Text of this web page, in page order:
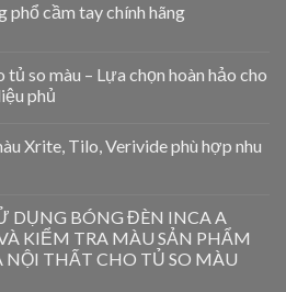
phổ cầm tay chính hãng
tủ so màu – Lựa chọn hoàn hảo cho
phủ
Xrite, Tilo, Verivide phù hợp nhu
DỤNG BÓNG ĐÈN INCA A
KIỂM TRA MÀU SẢN PHẨM
NỘI THẤT CHO TỦ SO MÀU